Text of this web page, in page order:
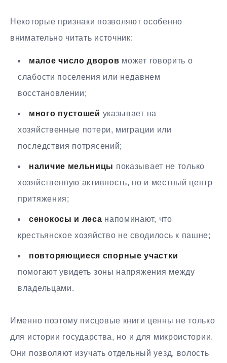
Некоторые признаки позволяют особенно
внимательно читать источник:
малое число дворов может говорить о
слабости поселения или недавнем
восстановлении;
много пустошей указывает на
хозяйственные потери, миграции или
последствия потрясений;
наличие мельницы показывает не только
хозяйственную активность, но и местный центр
притяжения;
сенокосы и леса напоминают, что
крестьянское хозяйство не сводилось к пашне;
повторяющиеся спорные участки
помогают увидеть зоны напряжения между
владельцами.
Именно поэтому писцовые книги ценны не только
для истории государства, но и для микроистории.
Они позволяют изучать отдельный уезд, волость